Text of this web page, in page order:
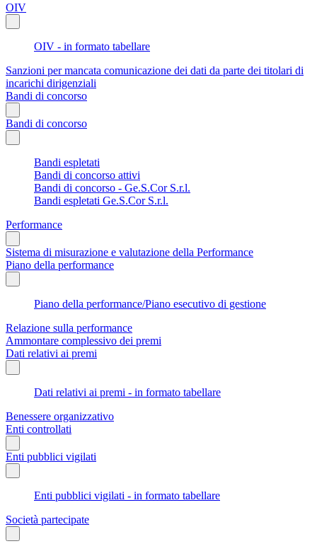
OIV
OIV - in formato tabellare
Sanzioni per mancata comunicazione dei dati da parte dei titolari di
incarichi dirigenziali
Bandi di concorso
Bandi di concorso
Bandi espletati
Bandi di concorso attivi
Bandi di concorso - Ge.S.Cor S.r.l.
Bandi espletati Ge.S.Cor S.r.l.
Performance
Sistema di misurazione e valutazione della Performance
Piano della performance
Piano della performance/Piano esecutivo di gestione
Relazione sulla performance
Ammontare complessivo dei premi
Dati relativi ai premi
Dati relativi ai premi - in formato tabellare
Benessere organizzativo
Enti controllati
Enti pubblici vigilati
Enti pubblici vigilati - in formato tabellare
Società partecipate